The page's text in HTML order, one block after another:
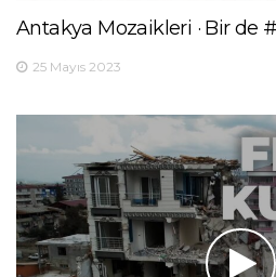
Antakya Mozaikleri · Bir de
25 Mayıs 2023